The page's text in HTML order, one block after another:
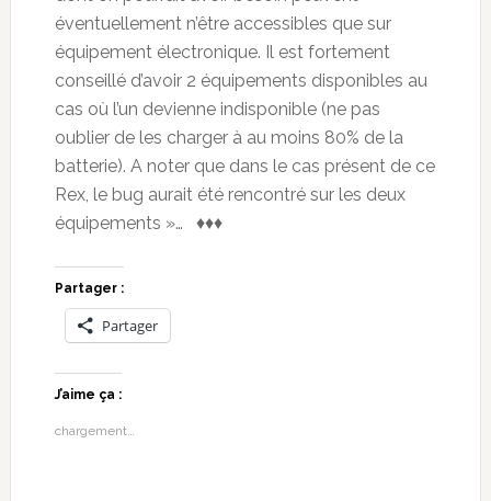
éventuellement n’être accessibles que sur
équipement électronique. Il est fortement
conseillé d’avoir 2 équipements disponibles au
cas où l’un devienne indisponible (ne pas
oublier de les charger à au moins 80% de la
batterie). A noter que dans le cas présent de ce
Rex, le bug aurait été rencontré sur les deux
équipements »… ♦♦♦
Partager :
Partager
J’aime ça :
chargement…